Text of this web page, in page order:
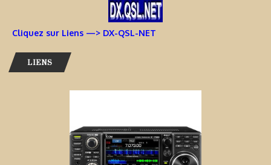
Cliquez sur Liens —> DX-QSL-NET
LIENS